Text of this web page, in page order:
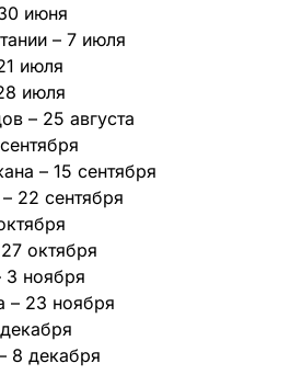
июня
– 7 июля
июля
июля
– 25 августа
– 15 сентября
22 сентября
октября
3 ноября
– 23 ноября
8 декабря